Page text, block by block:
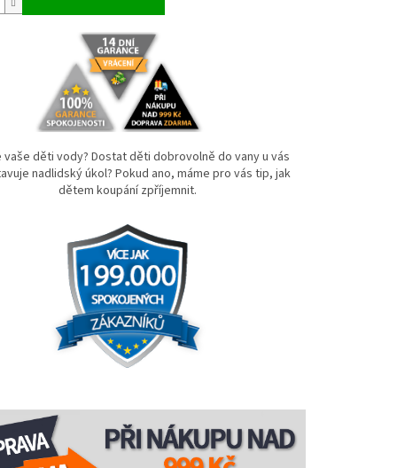
vaše děti vody? Dostat děti dobrovolně do vany u vás
nadlidský úkol? Pokud ano, máme pro vás tip, jak
dětem koupání zpříjemnit.